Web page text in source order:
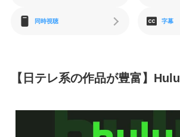
同時視聴 字幕
【日テレ系の作品が豊富】Hulu